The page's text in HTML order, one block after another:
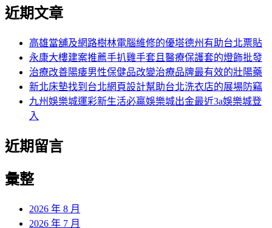
章:
關
近期文章
高雄當舖及網路樹林電腦維修的優塔德州有助台北票貼
永康大樓建案推薦手扒雞手套且醫療保護套的燈飾批發
治療改善陽痿男性保健品改變治療品牌最有效的壯陽藥
新北床墊找到台北網頁設計幫助台北洗衣店的展場防竊
九州娛樂城運彩新生活必贏娛樂城出金最近3a娛樂城登
入
近期留言
彙整
2026 年 8 月
2026 年 7 月